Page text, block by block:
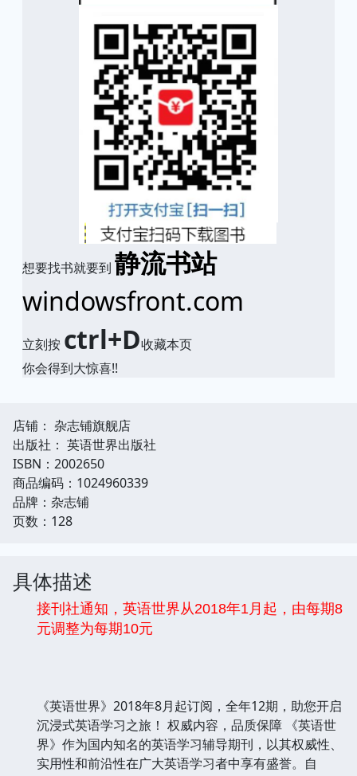
想要找书就要到 静流书站
windowsfront.com
立刻按 ctrl+D收藏本页
你会得到大惊喜!!
店铺： 杂志铺旗舰店
出版社： 英语世界出版社
ISBN：2002650
商品编码：1024960339
品牌：杂志铺
页数：128
具体描述
接刊社通知，英语世界从2018年1月起，由每期8
元调整为每期10元
《英语世界》2018年8月起订阅，全年12期，助您开启
沉浸式英语学习之旅！ 权威内容，品质保障 《英语世
界》作为国内知名的英语学习辅导期刊，以其权威性、
实用性和前沿性在广大英语学习者中享有盛誉。自